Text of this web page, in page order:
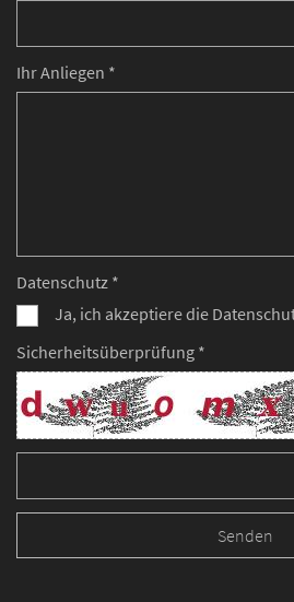
Ihr Anliegen *
Datenschutz *
Ja, ich akzeptiere die
Sicherheitsüberprüfung *